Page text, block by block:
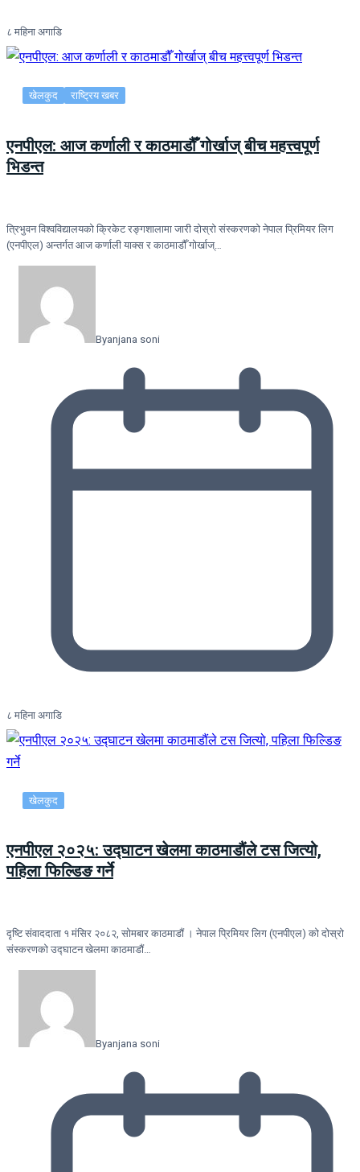
८ महिना अगाडि
खेलकुद राष्ट्रिय खबर
एनपीएल: आज कर्णाली र काठमाडौँ गोर्खाज् बीच महत्त्वपूर्ण
भिडन्त
त्रिभुवन विश्वविद्यालयको क्रिकेट रङ्गशालामा जारी दोस्रो संस्करणको नेपाल प्रिमियर लिग
(एनपीएल) अन्तर्गत आज कर्णाली याक्स र काठमाडौँ गोर्खाज्…
Byanjana soni
८ महिना अगाडि
खेलकुद
एनपीएल २०२५: उद्घाटन खेलमा काठमाडौंले टस जित्यो,
पहिला फिल्डिङ गर्ने
दृष्टि संवाददाता १ मंसिर २०८२, सोमबार काठमाडौं । नेपाल प्रिमियर लिग (एनपीएल) को दोस्रो
संस्करणको उद्घाटन खेलमा काठमाडौं…
Byanjana soni